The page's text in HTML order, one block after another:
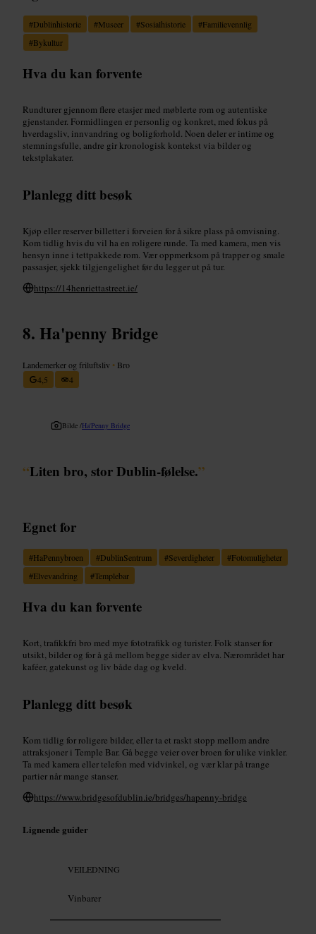
#Dublinhistorie #Museer #Sosialhistorie #Familievennlig
#Bykultur
Hva du kan forvente
Rundturer gjennom flere etasjer med møblerte rom og autentiske
gjenstander. Formidlingen er personlig og konkret, med fokus på
hverdagsliv, innvandring og boligforhold. Noen deler er intime og
stemningsfulle, andre gir kronologisk kontekst via bilder og
tekstplakater.
Planlegg ditt besøk
Kjøp eller reserver billetter i forveien for å sikre plass på omvisning.
Kom tidlig hvis du vil ha en roligere runde. Ta med kamera, men vis
hensyn inne i tettpakkede rom. Vær oppmerksom på trapper og smale
passasjer, sjekk tilgjengelighet før du legger ut på tur.
https://14henriettastreet.ie/
Ha'penny Bridge
Landemerker og friluftsliv • Bro
4,5
4
Bilde /Ha'Penny Bridge
“Liten bro, stor Dublin-følelse.”
Egnet for
#HaPennybroen #DublinSentrum #Severdigheter #Fotomuligheter
#Elvevandring #Templebar
Hva du kan forvente
Kort, trafikkfri bro med mye fototrafikk og turister. Folk stanser for
utsikt, bilder og for å gå mellom begge sider av elva. Nærområdet har
kaféer, gatekunst og liv både dag og kveld.
Planlegg ditt besøk
Kom tidlig for roligere bilder, eller ta et raskt stopp mellom andre
attraksjoner i Temple Bar. Gå begge veier over broen for ulike vinkler.
Ta med kamera eller telefon med vidvinkel, og vær klar på trange
partier når mange stanser.
https://www.bridgesofdublin.ie/bridges/hapenny-bridge
Lignende guider
VEILEDNING
Vinbarer